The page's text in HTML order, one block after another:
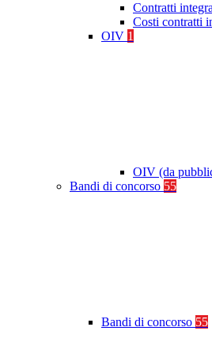
Contratti
Costi contratti
OIV 1
OIV (da
Bandi di concorso 55
Bandi di concorso 55